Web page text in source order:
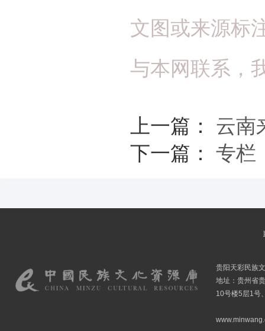
文图或来源标
与本网联系，
上一篇： 云南
下一篇： 专栏
贵阳天彩民族
地址：贵州省
10号楼5层1号